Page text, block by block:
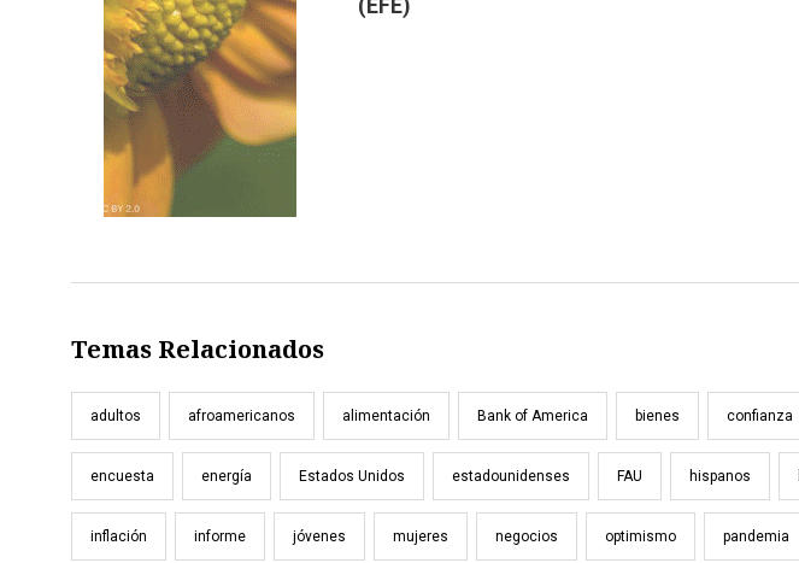
(EFE)
Temas Relacionados
adultos afroamericanos alimentación Bank of America bienes confianza
encuesta energía Estados Unidos estadounidenses FAU hispanos
inflación informe jóvenes mujeres negocios optimismo pandemia